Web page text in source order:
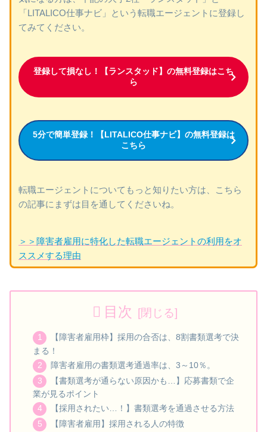
「LITALICO仕事ナビ」という転職エージェントに登録し
てみてください。
登録して損なし！【ランスタッド】の無料登録はこち
ら
5分で簡単登録！【LITALICO仕事ナビ】の無料登録は
こちら
転職エージェントについてもっと知りたい方は、こちら
の記事にまずは目を通してくださいね。
＞＞障害者雇用に特化した転職エージェントの利用をオ
ススメする理由
目次
【障害者雇用枠】採用の合否は、8割書類選考で決
まる！
障害者雇用の書類選考通過率は、3～10％。
【書類選考が通らない原因かも…】応募書類で企
業が見るポイント
【採用されたい…！】書類選考を通過させる方法
【障害者雇用】採用される人の特徴